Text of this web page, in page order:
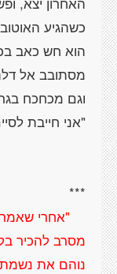
הוא חש כאב
מסתובב אל
"אחרי
מסרב להכיר
נוהם את